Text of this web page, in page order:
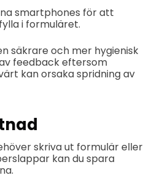
smartphones för att
i formuläret.
säkrare och mer hygienisk
feedback eftersom
kan orsaka spridning av
skriva ut formulär eller
kan du spara